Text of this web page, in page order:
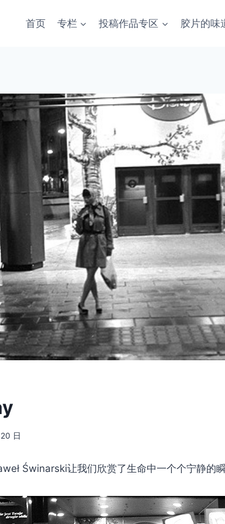
首页 专栏 投稿作品专区 胶片的味
日
Świnarski让我们欣赏了生命中一个个宁静的